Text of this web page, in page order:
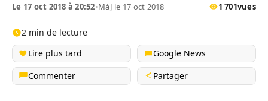
Le 17 oct 2018 à 20:52•MàJ le 17 oct 2018 1 701vues
2 min de lecture
Lire plus tard
Google News
Commenter
Partager